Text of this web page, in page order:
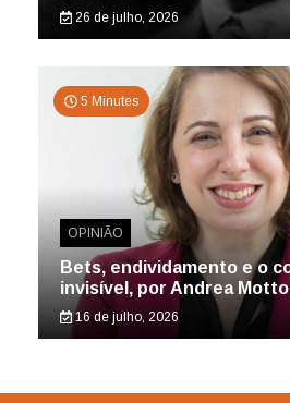
26 de julho, 2026
5 Minutes
OPINIÃO
Bets, endividamento e o
invisível, por Andrea
16 de julho, 2026